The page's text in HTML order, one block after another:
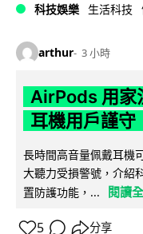
科技娛樂 生活科技
arthur 3 小時
AirPods 用家
耳機用戶謹
長時間高音量佩戴耳機
大聽力受損警號，介紹
置防護功能，...
閱讀
5 分享